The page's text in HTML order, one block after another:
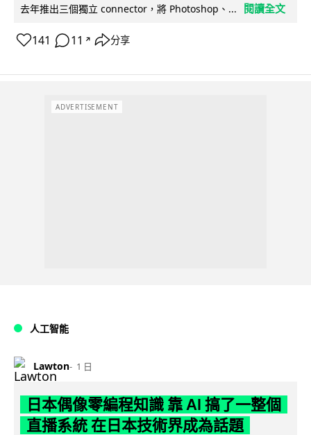
去年推出三個獨立 connector，將 Photoshop、...
閱讀全文
141 11 ↗ 分享
ADVERTISEMENT
人工智能
Lawton 1 日
日本偶像零編程知識 靠 AI 搞了一整個
直播系統 在日本技術界成為話題